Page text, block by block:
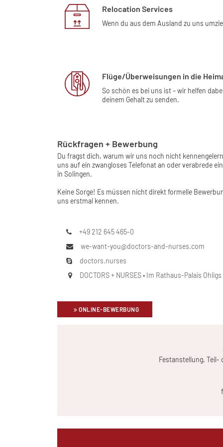
Relocation Services
Wenn du aus dem Ausland zu uns
Flüge/Überweisungen in die
So schön es bei uns ist – wir helfen
deinem Gehalt zu senden.
Rückfragen + Bewerbung
Du fragst dich, warum wir uns noch nicht
uns auf ein zwangloses Telefonat an oder verabrede
in Solingen.
Keine Sorge! Es müssen nicht direkt formelle
uns erstmal kennen.
+49 212 645 465-0
we-want-you@doctors-and-nurses.com
doctors.nurses
DOCTORS + NURSES • Im Rathaus-Palais
ONLINE-BEWERBUNG
Festanstellung, Teil-